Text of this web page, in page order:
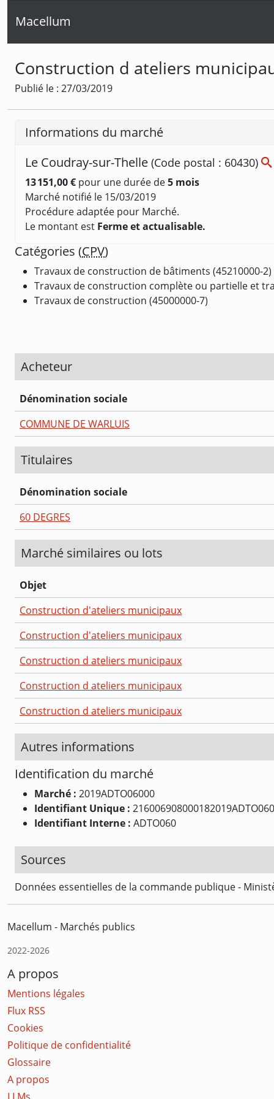
Macellum
Construction d ateliers
Publié le : 27/03/2019
Informations du marché
Le Coudray-sur-Thelle (Code postal : 60430)
13 151,00 € pour une durée de5 mois
Marché notifié le 15/03/2019
Procédure adaptée pour Marché.
Le montant est Ferme et actualisable.
Catégories (CPV)
Travaux de construction de bâtiments (45210000-2)
Travaux de construction complète ou partielle et
Travaux de construction (45000000-7)
Acheteur
Dénomination sociale
COMMUNE DE WARLUIS
Titulaires
Dénomination sociale
60 DEGRES
Marché similaires ou lots
Objet
Construction d'ateliers municipaux
Construction d'ateliers municipaux
Construction d ateliers municipaux
Construction d ateliers municipaux
Construction d ateliers municipaux
Autres informations
Identification du marché
Marché : 2019ADTO06000
Identifiant Unique :
Identifiant Interne : ADTO060
Sources
Données essentielles de la commande publique -
Macellum - Marchés publics
2022-2026
A propos
Mentions légales
Flux RSS
Cookies
Politique de confidentialité
Glossaire
A propos